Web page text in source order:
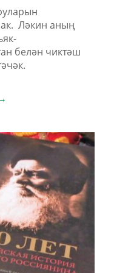
Ләкин аның
белән чиктәш